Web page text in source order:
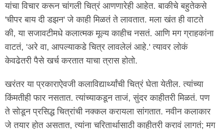
यांचा विचार करून चांगली चित्रं आणणारेही आहेत. बाकीचे बहुतेकसे
'चीपर बाय दी डझन' जे काही मिळतं ते लावतात. मला खंत ही वाटते
की, या सजावटीमधे कलात्मक मूल्य काहीच नसतं. आणि मग ग्राहकांना
वाटतं, 'अरे वा, आपल्याकडे चित्र लावलेलं आहे.' त्यावर लोकं
केवढेतरी पैसे खर्च करतात याचा त्रास होतो.
खरंतर या प्रकाराऐवजी कलाविद्यार्थ्यांची चित्रं घेता येतील. त्यांच्या
किंमतीही फार नसतात. त्यांच्याकडून ताजं, सुंदर काहीतरी मिळतं. पण
ते सोडून प्रसिद्ध चित्रांची नक्कल करायला सांगतात. नवीन कलाकार
जे तयार होत असतात, त्यांना चरितार्थासाठी काहीतरी करावं लागतं; मग